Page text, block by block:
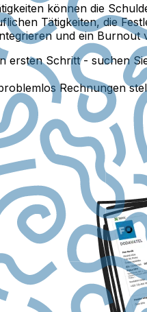
können die
Tätigkeiten, die
und ein
ersten Schritt - suchen
Rechnungen